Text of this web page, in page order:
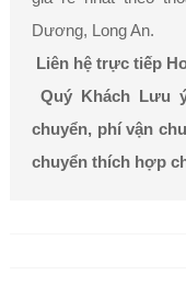
Dương, Long An.
Liên hệ trực tiếp
Quý Khách Lưu
chuyển, phí vận
chuyển thích hợp